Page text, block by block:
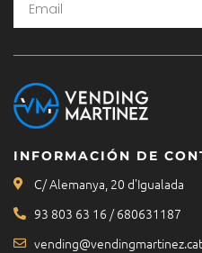
INFORMACIÓN DE
C/ Alemanya, 20 d'Igualada
93 803 63 16 / 680631187
vending@vendingmartinez.cat